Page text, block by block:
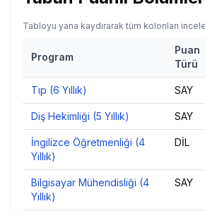
Tabloyu yana kaydırarak tüm kolonları
Program
Puan
Türü
Tıp (6 Yıllık) SAY
Diş Hekimliği (5 Yıllık) SAY
İngilizce Öğretmenliği (4
Yıllık)
DİL
Bilgisayar Mühendisliği (4
Yıllık)
SAY